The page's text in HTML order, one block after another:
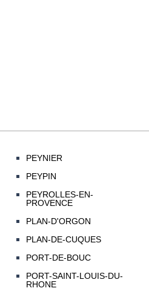
PEYNIER
PEYPIN
PEYROLLES-EN-
PROVENCE
PLAN-D'ORGON
PLAN-DE-CUQUES
PORT-DE-BOUC
PORT-SAINT-LOUIS-DU-
RHONE